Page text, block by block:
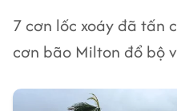
7 cơn lốc xoáy đã tấn
cơn bão Milton đổ bộ